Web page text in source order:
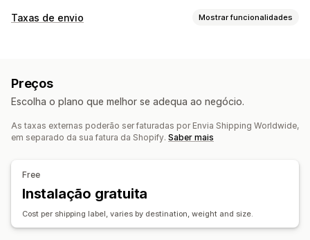
Etiquetas e embalagens
Seguro de envio
Multilingue Seleção da transportadora Taxas de envio
Gestão de envios
Atualizações de encomendas
Taxas de envio Mostrar funcionalidades
Com base no produto
Várias origens
Personalização
Preços
Escolha o plano que melhor se adequa ao negócio.
As taxas externas poderão ser faturadas por Envia Shipping Worldwide,
em separado da sua fatura da Shopify. Saber mais
Free
Instalação gratuita
Cost per shipping label, varies by destination, weight and size.